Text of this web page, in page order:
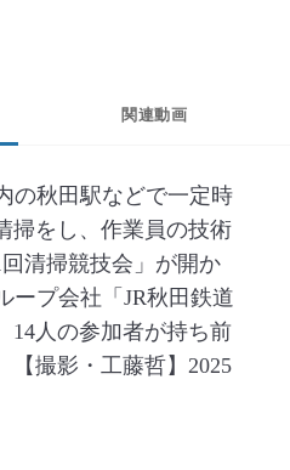
共有
メールで共有
関連動画
の秋田駅などで一定時
掃をし、作業員の技術
清掃競技会」が開か
ープ会社「JR秋田鉄道
14人の参加者が持ち前
【撮影・工藤哲】2025